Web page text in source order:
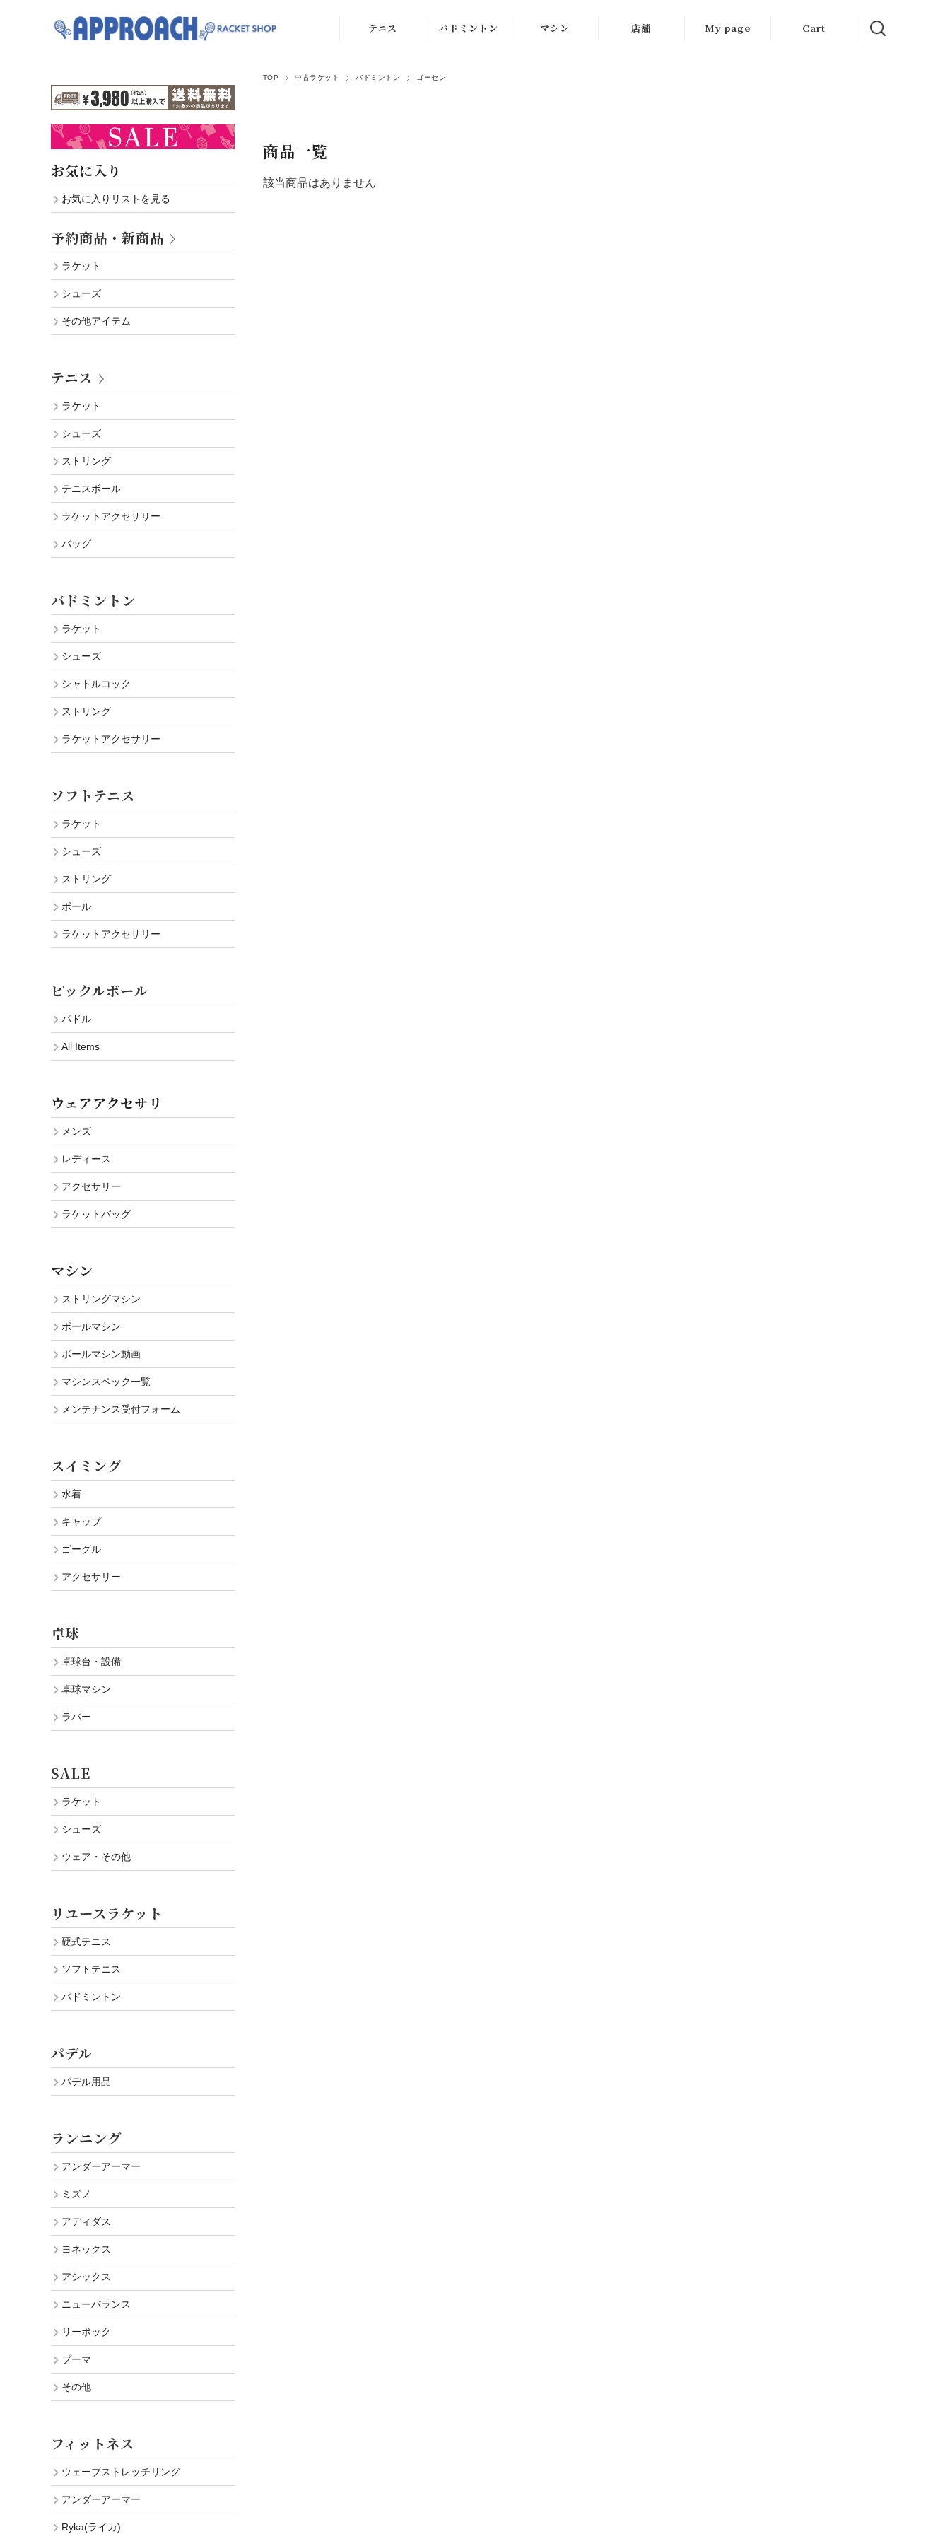
テニス
ウェア
バドミントン マシン 店舗 My page Cart
TOP 中古ラケット バドミントン ゴーセン
商品一覧
該当商品はありません
お気に入り
お気に入りリストを見る
予約商品・新商品
ラケット
シューズ
その他アイテム
テニス
ラケット
シューズ
ストリング
テニスボール
ラケットアクセサリー
バッグ
バドミントン
ラケット
シューズ
シャトルコック
ストリング
ラケットアクセサリー
ソフトテニス
ラケット
シューズ
ストリング
ボール
ラケットアクセサリー
ピックルボール
パドル
All Items
ウェアアクセサリ
メンズ
レディース
アクセサリー
ラケットバッグ
マシン
ストリングマシン
ボールマシン
ボールマシン動画
マシンスペック一覧
メンテナンス受付フォーム
スイミング
水着
キャップ
ゴーグル
アクセサリー
卓球
卓球台・設備
卓球マシン
ラバー
SALE
ラケット
シューズ
ウェア・その他
リユースラケット
硬式テニス
ソフトテニス
バドミントン
パデル
パデル用品
ランニング
アンダーアーマー
ミズノ
アディダス
ヨネックス
アシックス
ニューバランス
リーボック
プーマ
その他
フィットネス
ウェーブストレッチリング
アンダーアーマー
Ryka(ライカ)